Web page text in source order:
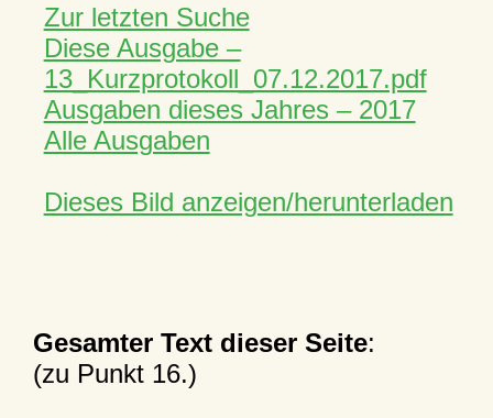
Zur letzten Suche
Diese Ausgabe –
13_Kurzprotokoll_07.12.2017.pdf
Ausgaben dieses Jahres – 2017
Alle Ausgaben
Dieses Bild anzeigen/herunterladen
Gesamter Text dieser Seite:
(zu Punkt 16.)